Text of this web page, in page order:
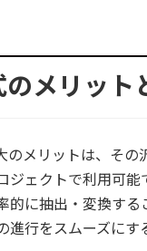
のメリット
のメリットは、その
ジェクトで利用可
的に抽出・変換する
進行をスムーズにす